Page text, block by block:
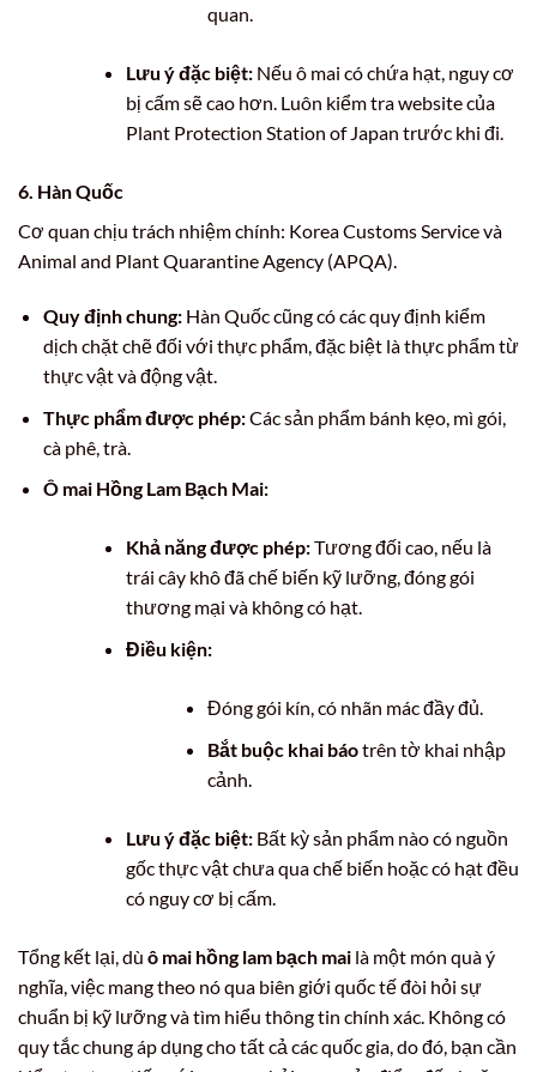
quan.
Lưu ý đặc biệt:Nếu ô mai có chứa hạt, nguy cơ
bị cấm sẽ cao hơn. Luôn kiểm tra website của
Plant Protection Station of Japan trước khi đi.
6. Hàn Quốc
Cơ quan chịu trách nhiệm chính: Korea Customs Service và
Animal and Plant Quarantine Agency (APQA).
Quy định chung:Hàn Quốc cũng có các quy định kiểm
dịch chặt chẽ đối với thực phẩm, đặc biệt là thực phẩm từ
thực vật và động vật.
Thực phẩm được phép:Các sản phẩm bánh kẹo, mì gói,
cà phê, trà.
Ô mai Hồng Lam Bạch Mai:
Khả năng được phép:Tương đối cao, nếu là
trái cây khô đã chế biến kỹ lưỡng, đóng gói
thương mại và không có hạt.
Điều kiện:
Đóng gói kín, có nhãn mác đầy đủ.
Bắt buộc khai báotrên tờ khai nhập
cảnh.
Lưu ý đặc biệt:Bất kỳ sản phẩm nào có nguồn
gốc thực vật chưa qua chế biến hoặc có hạt đều
có nguy cơ bị cấm.
Tổng kết lại, dù ô mai hồng lam bạch mai là một món quà ý
nghĩa, việc mang theo nó qua biên giới quốc tế đòi hỏi sự
chuẩn bị kỹ lưỡng và tìm hiểu thông tin chính xác. Không có
quy tắc chung áp dụng cho tất cả các quốc gia, do đó, bạn cần